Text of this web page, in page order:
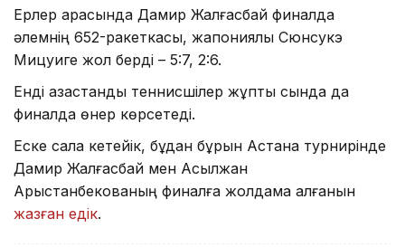
Ерлер арасында Дамир Жалғасбай финалда
әлемнің 652-ракеткасы, жапониялық Сюнсукэ
Мицуиге жол берді – 5:7, 2:6.
Енді қазақстандық теннисшілер жұптық сында да
финалда өнер көрсетеді.
Еске сала кетейік, бұдан бұрын Астана турнирінде
Дамир Жалғасбай мен Асылжан
Арыстанбекованың финалға жолдама алғанын
жазған едік.